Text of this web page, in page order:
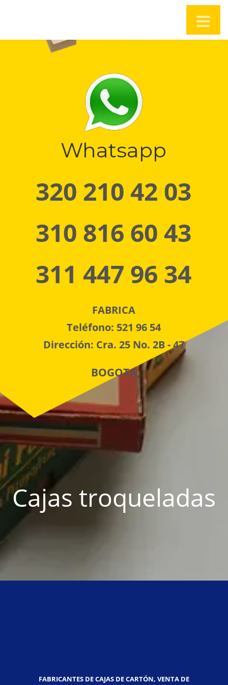
Whatsapp
320 210 42 03
310 816 60 43
311 447 96 34
FABRICA
Teléfono: 521 96 54
Dirección: Cra. 25 No. 2B - 47
BOGOTA
Cajas troqueladas
FABRICANTES DE CAJAS DE CARTÓN, VENTA DE